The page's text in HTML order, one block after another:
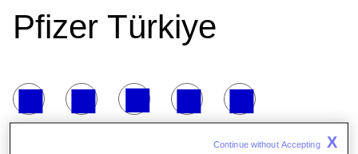
Pfizer Türkiye
Continue without Accepting X